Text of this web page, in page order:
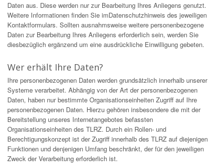
Daten aus. Diese werden nur zur Bearbeitung Ihres Anliegens genutzt.
Weitere Informationen finden Sie imDatenschutzhinweis des jeweiligen
Kontaktformulars. Sollten ausnahmsweise weitere personenbezogene
Daten zur Bearbeitung Ihres Anliegens erforderlich sein, werden Sie
diesbezüglich ergänzend um eine ausdrückliche Einwilligung gebeten.
Wer erhält Ihre Daten?
Ihre personenbezogenen Daten werden grundsätzlich innerhalb unserer
Systeme verarbeitet. Abhängig von der Art der personenbezogenen
Daten, haben nur bestimmte Organisationseinheiten Zugriff auf Ihre
personenbezogenen Daten. Hierzu gehören insbesondere die mit der
Bereitstellung unseres Internetangebotes befassten
Organisationseinheiten des TLRZ. Durch ein Rollen- und
Berechtigungskonzept ist der Zugriff innerhalb des TLRZ auf diejenigen
Funktionen und denjenigen Umfang beschränkt, der für den jeweiligen
Zweck der Verarbeitung erforderlich ist.